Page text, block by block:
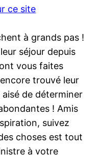
ce site
à grands pas !
séjour depuis
vous faites
trouvé leur
aisé de déterminer
! Amis
suivez
choses est tout
à votre